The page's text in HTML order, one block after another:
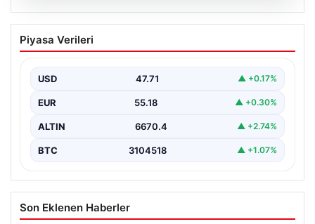
Uçak sert iniş yaptı: Pilot yaralandı
Piyasa Verileri
USD 47.71 ▲ +0.17%
EUR 55.18 ▲ +0.30%
ALTIN 6670.4 ▲ +2.74%
BTC 3104518 ▲ +1.07%
Son Eklenen Haberler